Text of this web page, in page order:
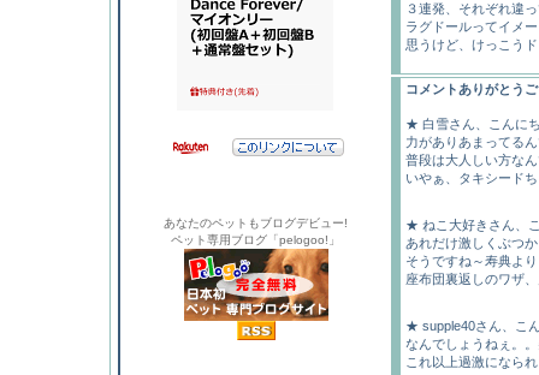
あなたのペットもブログデビュー!
ペット専用ブログ「pelogoo!」
３連発、それぞれ違
ラグドールってイメ
思うけど、けっこう
コメントありがとう
★ 白雪さん、こんに
力がありあまってる
普段は大人しい方な
いやぁ、タキシード
★ ねこ大好きさん、
あれだけ激しくぶつ
そうですね～寿典よ
座布団裏返しのワザ
★ supple40さん、こ
なんでしょうねぇ。
これ以上過激になら